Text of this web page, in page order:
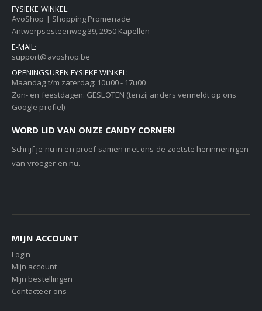
FYSIEKE WINKEL:
AvoShop | Shopping Promenade
Antwerpsesteenweg 39, 2950 Kapellen
E-MAIL:
support@avoshop.be
OPENINGSUREN FYSIEKE WINKEL:
Maandag t/m zaterdag: 10u00 - 17u00
Zon- en feestdagen: GESLOTEN (tenzij anders vermeldt op ons
Google profiel)
WORD LID VAN ONZE CANDY CORNER!
Schrijf je nu in en proef samen met ons de zoetste herinneringen
van vroeger en nu.
MIJN ACCOUNT
Login
Mijn account
Mijn bestellingen
Contacteer ons